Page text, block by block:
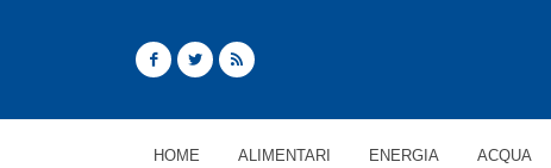
HOME ALIMENTARI ENERGIA ACQUA